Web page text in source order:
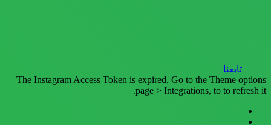
تابعنا
The Instagram Access Token is expired, Go to the Theme options
page > Integrations, to to refresh it.